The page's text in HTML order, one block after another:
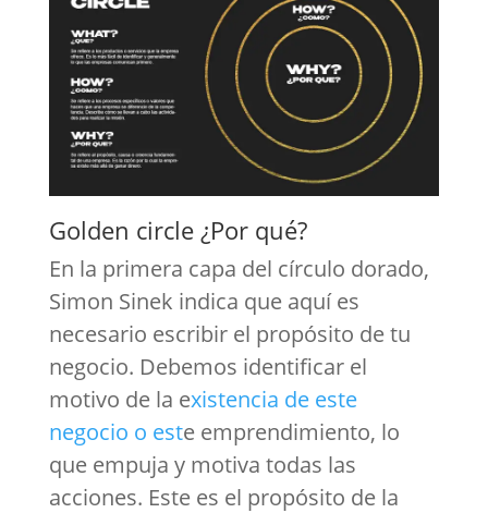
Golden circle ¿Por qué?
En la primera capa del círculo dorado,
Simon Sinek indica que aquí es
necesario escribir el propósito de tu
negocio. Debemos identificar el
motivo de la existencia de este
negocio o este emprendimiento, lo
que empuja y motiva todas las
acciones. Este es el propósito de la